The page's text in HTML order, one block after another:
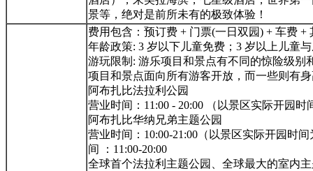
景等，绝对是前所未有的极致体验！
费用包含：预订费 + 门票(一日双园) + 车费 +
年龄政策: 3 岁以下儿童免费；3 岁以上儿童
游玩限制: 游乐项目和景点有不同的惊险级别
项目和景点面向所有游客开放，而一些则有
阿布扎比法拉利公园
营业时间：11:00 - 20:00 （以景区实际开园时
阿布扎比华纳兄弟主题公园
营业时间：10:00-21:00（以景区实际开园时
间 ：11:00-20:00
全球首个法拉利主题公园、全球最大的室内